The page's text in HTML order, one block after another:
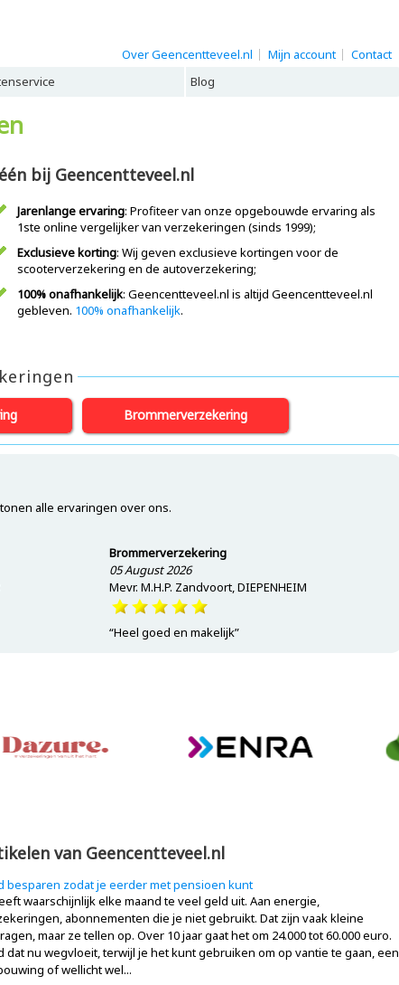
Over Geencentteveel.nl Mijn account
Contact
Blog
bij Geencentteveel.nl
Jarenlange ervaring: Profiteer van onze opgebouwde ervaring als
1ste online vergelijker van verzekeringen (sinds 1999);
Exclusieve korting: Wij geven exclusieve kortingen voor de
scooterverzekering en de autoverzekering;
100% onafhankelijk: Geencentteveel.nl is altijd Geencentteveel.nl
gebleven. 100% onafhankelijk.
Brommerverzekering
alle ervaringen over ons.
Brommerverzekering
05 August 2026
Mevr. M.H.P. Zandvoort, DIEPENHEIM
“Heel goed en makelijk”
van Geencentteveel.nl
besparen zodat je eerder met pensioen kunt
waarschijnlijk elke maand te veel geld uit. Aan energie,
abonnementen die je niet gebruikt. Dat zijn vaak kleine
maar ze tellen op. Over 10 jaar gaat het om 24.000 tot 60.000 euro.
dat nu wegvloeit, terwijl je het kunt gebruiken om op vantie te gaan, een
of wellicht wel...